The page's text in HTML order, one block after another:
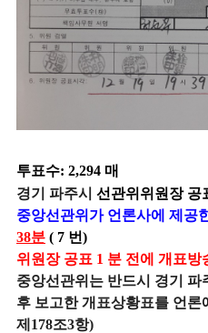
투표수: 2,294 매
경기 파주시 선관위위원장 공
중앙선관위가 언론사에 제공
38분 ( 7 번)
위원장 공표 1 분 전에 개표방
중앙선관위는 반드시 경기
후 보고한 개표상황표를 언론
제178조3항)